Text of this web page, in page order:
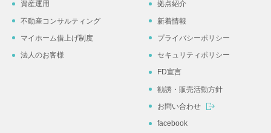
資産運用
不動産コンサルティング
マイホーム借上げ制度
法人のお客様
拠点紹介
新着情報
プライバシーポリシー
セキュリティポリシー
FD宣言
勧誘・販売活動方針
お問い合わせ
facebook